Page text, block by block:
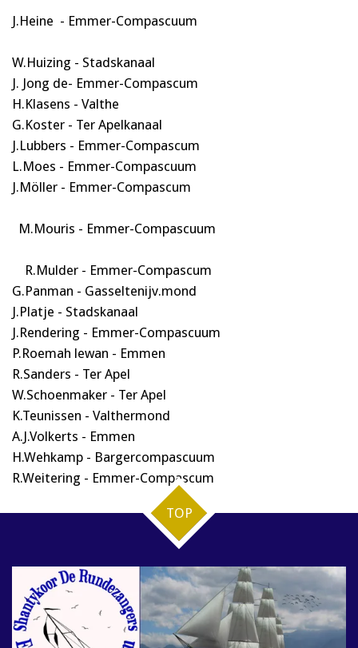
J.Heine - Emmer-Compascuum
W.Huizing - Stadskanaal
J. Jong de- Emmer-Compascum
H.Klasens - Valthe
G.Koster - Ter Apelkanaal
J.Lubbers - Emmer-Compascum
L.Moes - Emmer-Compascuum
J.Möller - Emmer-Compascum
M.Mouris - Emmer-Compascuum
R.Mulder - Emmer-Compascum
G.Panman - Gasseltenijv.mond
J.Platje - Stadskanaal
J.Rendering - Emmer-Compascuum
P.Roemah lewan - Emmen
R.Sanders - Ter Apel
W.Schoenmaker - Ter Apel
K.Teunissen - Valthermond
A.J.Volkerts - Emmen
H.Wehkamp - Bargercompascuum
R.Weitering - Emmer-Compascum
TOP